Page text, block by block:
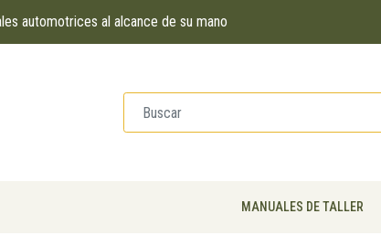
automotrices al alcance de su mano
MANUALES DE TALLER